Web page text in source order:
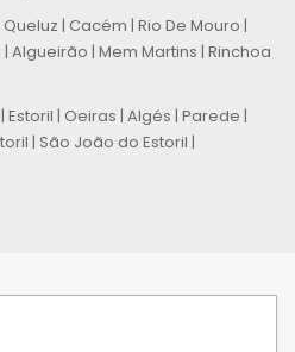
| Cacém | Rio De Mouro |
Algueirão | Mem Martins | Rinchoa
Estoril | Oeiras | Algés | Parede |
| São João do Estoril |